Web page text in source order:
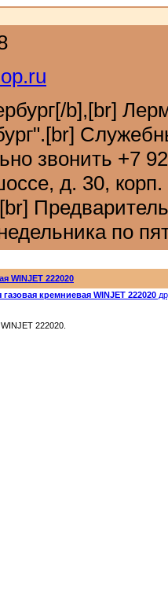
b],[br]
звонить +7
д. 30,
по
WINJET 222020
кремниевая WINJET 222020
222020.